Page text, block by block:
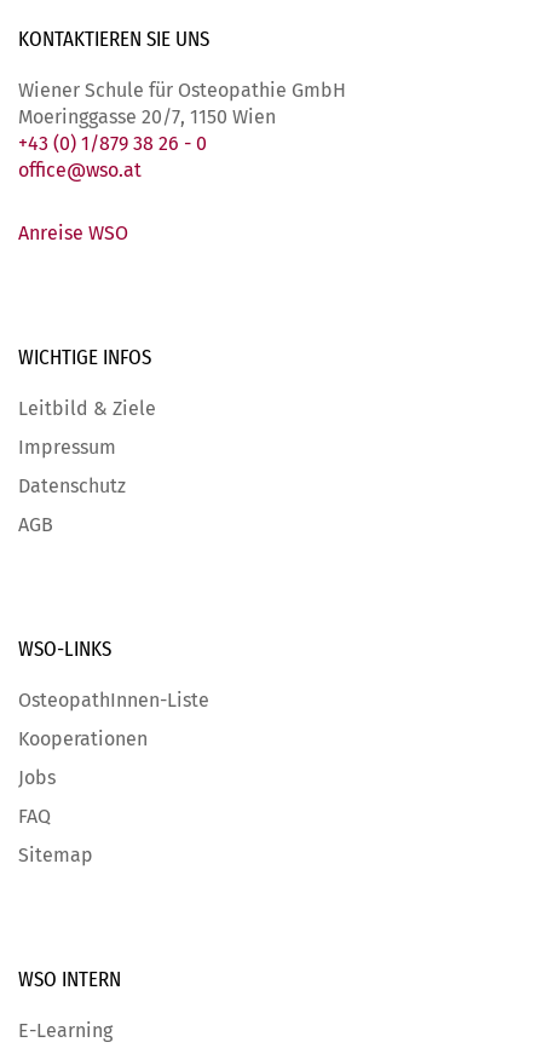
KONTAKTIEREN SIE UNS
Wiener Schule für Osteopathie GmbH
Moeringgasse 20/7, 1150 Wien
+43 (0) 1/879 38 26 - 0
office@wso.at
Anreise WSO
WICHTIGE INFOS
Leitbild & Ziele
Impressum
Datenschutz
AGB
WSO-LINKS
OsteopathInnen-Liste
Kooperationen
Jobs
FAQ
Sitemap
WSO INTERN
E-Learning